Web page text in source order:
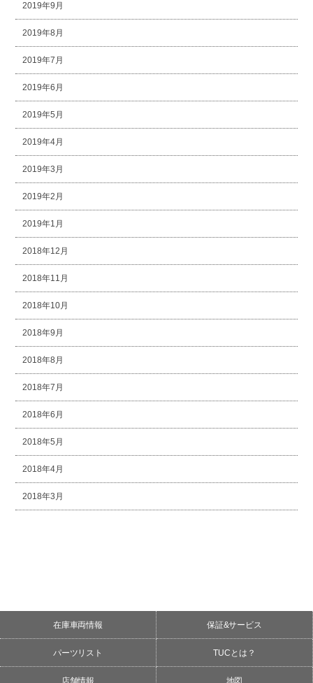
2019年9月
2019年8月
2019年7月
2019年6月
2019年5月
2019年4月
2019年3月
2019年2月
2019年1月
2018年12月
2018年11月
2018年10月
2018年9月
2018年8月
2018年7月
2018年6月
2018年5月
2018年4月
2018年3月
在庫車両情報 保証&サービス
パーツリスト TUCとは？